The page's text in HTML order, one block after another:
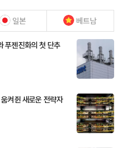
일본 베트남
푸젠진화의 첫 단추
켜쥔 새로운 전략자